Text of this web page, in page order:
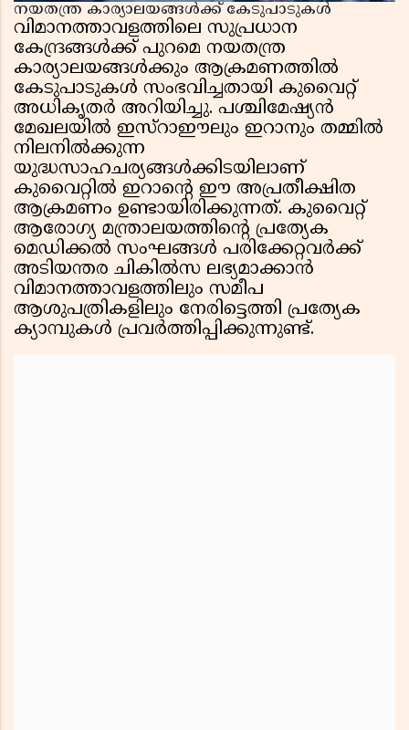
നയതന്ത്ര കാര്യാലയങ്ങൾക്ക് കേടുപാടുകൾ
വിമാനത്താവളത്തിലെ സുപ്രധാന
കേന്ദ്രങ്ങൾക്ക് പുറമെ നയതന്ത്ര
കാര്യാലയങ്ങൾക്കും ആക്രമണത്തിൽ
കേടുപാടുകൾ സംഭവിച്ചതായി കുവൈറ്റ്
അധികൃതർ അറിയിച്ചു. പശ്ചിമേഷ്യൻ
മേഖലയിൽ ഇസ്റാഈലും ഇറാനും തമ്മിൽ
നിലനിൽക്കുന്ന
യുദ്ധസാഹചര്യങ്ങൾക്കിടയിലാണ്
കുവൈറ്റിൽ ഇറാൻ്റെ ഈ അപ്രതീക്ഷിത
ആക്രമണം ഉണ്ടായിരിക്കുന്നത്. കുവൈറ്റ്
ആരോഗ്യ മന്ത്രാലയത്തിന്റെ പ്രത്യേക
മെഡിക്കൽ സംഘങ്ങൾ പരിക്കേറ്റവർക്ക്
അടിയന്തര ചികിൽസ ലഭ്യമാക്കാൻ
വിമാനത്താവളത്തിലും സമീപ
ആശുപത്രികളിലും നേരിട്ടെത്തി പ്രത്യേക
ക്യാമ്പുകൾ പ്രവർത്തിപ്പിക്കുന്നുണ്ട്.